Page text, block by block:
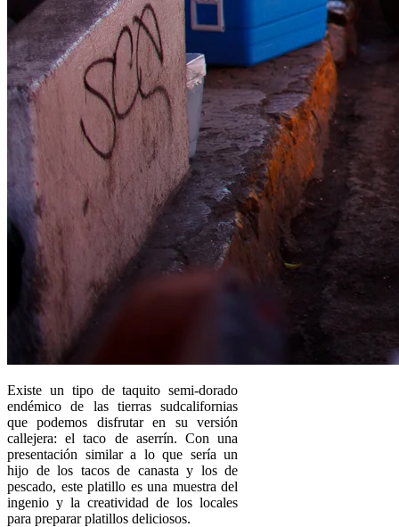
Existe un tipo de taquito semi-dorado
endémico de las tierras sudcalifornias
que podemos disfrutar en su versión
callejera: el taco de aserrín. Con una
presentación similar a lo que sería un
hijo de los tacos de canasta y los de
pescado, este platillo es una muestra del
ingenio y la creatividad de los locales
para preparar platillos deliciosos.